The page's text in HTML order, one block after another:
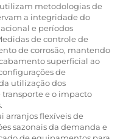
metodologias de
a integridade do
e períodos
de controle de
de corrosão, mantendo
superficial ao
de
utilização dos
transporte e o impacto
arranjos flexíveis de
sazonais da demanda e